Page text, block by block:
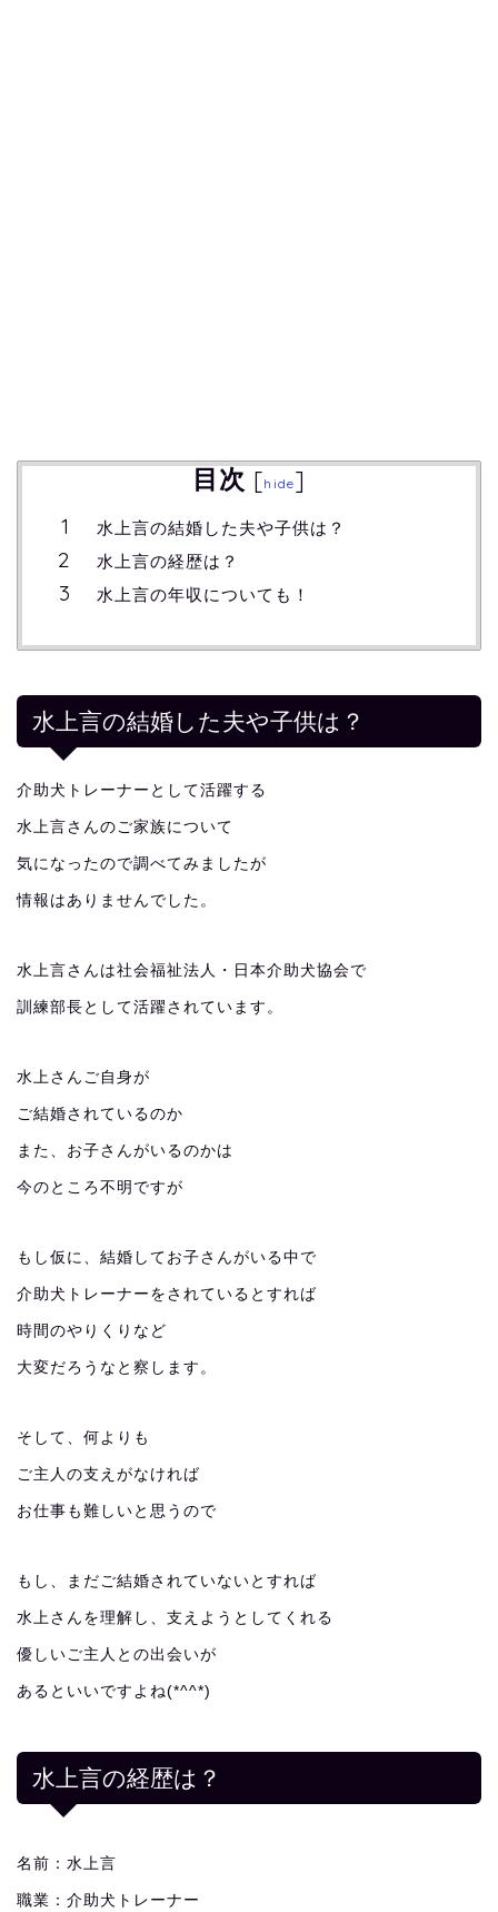
目次 [hide]
水上言の結婚した夫や子供は？
水上言の経歴は？
水上言の年収についても！
水上言の結婚した夫や子供は？
介助犬トレーナーとして活躍する
水上言さんのご家族について
気になったので調べてみましたが
情報はありませんでした。
水上言さんは社会福祉法人・日本介助犬協会で
訓練部長として活躍されています。
水上さんご自身が
ご結婚されているのか
また、お子さんがいるのかは
今のところ不明ですが
もし仮に、結婚してお子さんがいる中で
介助犬トレーナーをされているとすれば
時間のやりくりなど
大変だろうなと察します。
そして、何よりも
ご主人の支えがなければ
お仕事も難しいと思うので
もし、まだご結婚されていないとすれば
水上さんを理解し、支えようとしてくれる
優しいご主人との出会いが
あるといいですよね(*^^*)
水上言の経歴は？
名前：水上言
職業：介助犬トレーナー